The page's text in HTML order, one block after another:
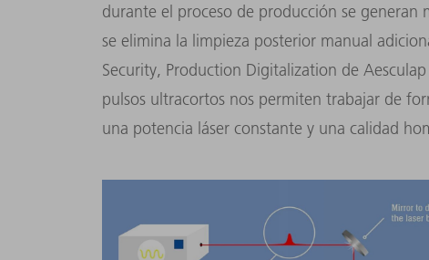
durante el proceso de producción se generan
se elimina la limpieza posterior manual
Security, Production Digitalization de
pulsos ultracortos nos permiten trabajar de
una potencia láser constante y una calidad